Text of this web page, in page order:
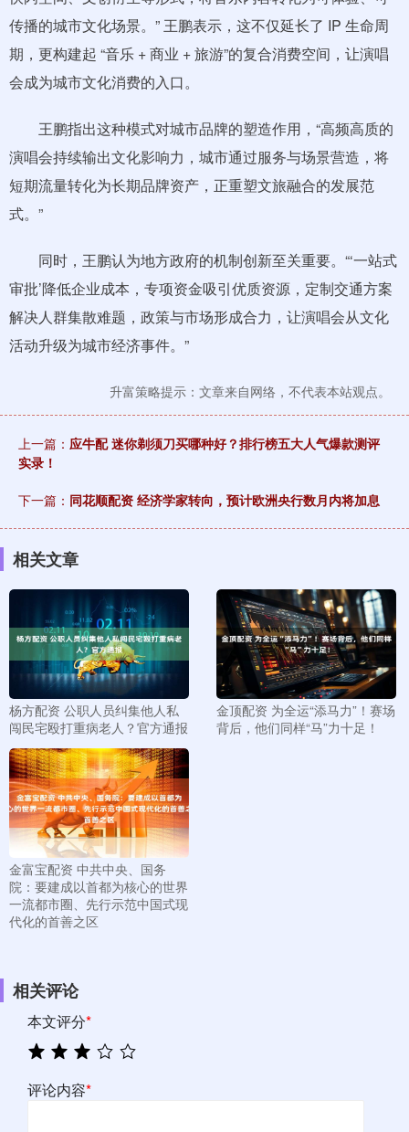
传播的城市文化场景。” 王鹏表示，这不仅延长了 IP 生命周
期，更构建起 “音乐 + 商业 + 旅游”的复合消费空间，让演唱
会成为城市文化消费的入口。
王鹏指出这种模式对城市品牌的塑造作用，“高频高质的
演唱会持续输出文化影响力，城市通过服务与场景营造，将
短期流量转化为长期品牌资产，正重塑文旅融合的发展范
式。”
同时，王鹏认为地方政府的机制创新至关重要。“‘一站式
审批’降低企业成本，专项资金吸引优质资源，定制交通方案
解决人群集散难题，政策与市场形成合力，让演唱会从文化
活动升级为城市经济事件。”
升富策略提示：文章来自网络，不代表本站观点。
上一篇： 应牛配 迷你剃须刀买哪种好？排行榜五大人气爆款测评
实录！
下一篇： 同花顺配资 经济学家转向，预计欧洲央行数月内将加息
相关文章
杨方配资 公职人员纠集他人私
闯民宅殴打重病老人？官方通报
金顶配资 为全运“添马力”！赛场
背后，他们同样“马”力十足！
金富宝配资 中共中央、国务
院：要建成以首都为核心的世界
一流都市圈、先行示范中国式现
代化的首善之区
相关评论
本文评分*
评论内容*